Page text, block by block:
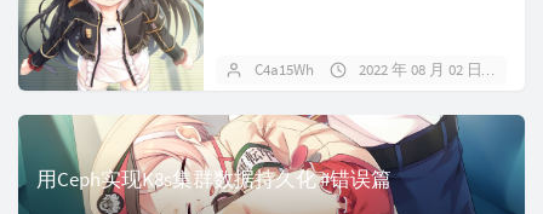
C4a15Wh 2022 年 08 月 02 日
用Ceph实现K8s集群数据持久化 #错误篇